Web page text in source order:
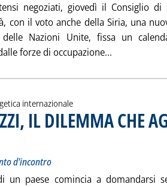
negoziati, giovedì il Consiglio di
con il voto anche della Siria, una
Nazioni Unite, fissa un
forze di occupazione...
internazionale
IL DILEMMA CHE
d'incontro
un paese comincia a domandarsi